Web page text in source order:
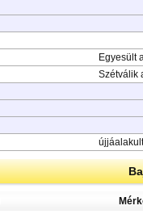
Egyesült
Szétválik
újjáalakult